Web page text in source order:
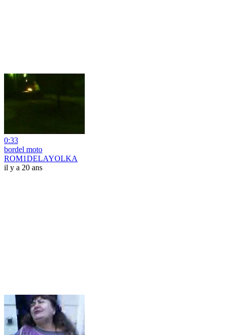
0:33
bordel moto
ROM1DELAYOLKA
il y a 20 ans